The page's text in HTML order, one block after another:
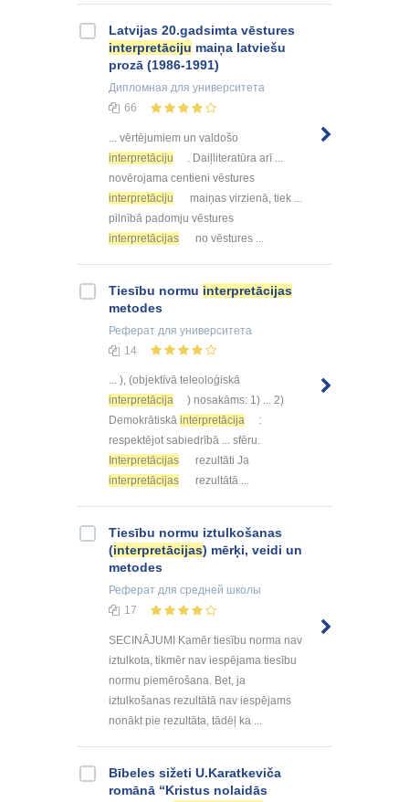
Latvijas 20.gadsimta vēstures
interpretāciju maiņa latviešu
prozā (1986-1991)
Дипломная для университета
66
... vērtējumiem un valdošo
interpretāciju
. Daiļliteratūra arī ...
novērojama centieni vēstures
interpretāciju
maiņas virzienā, tiek ...
pilnībā padomju vēstures
interpretācijas
no vēstures ...
Tiesību normu interpretācijas
metodes
Реферат для университета
14
... ), (objektīvā teleoloģiskā
interpretācija
) nosakāms: 1) ... 2)
Demokrātiskā interpretācija
:
respektējot sabiedrībā ... sfēru.
Interpretācijas
rezultāti Ja
interpretācijas
rezultātā ...
Tiesību normu iztulkošanas
(interpretācijas) mērķi, veidi un
metodes
Реферат для средней школы
17
SECINĀJUMI Kamēr tiesību norma nav
iztulkota, tikmēr nav iespējama tiesību
normu piemērošana. Bet, ja
iztulkošanas rezultātā nav iespējams
nonākt pie rezultāta, tādēļ ka ...
Bībeles sižeti U.Karatkeviča
romānā “Kristus nolaidās